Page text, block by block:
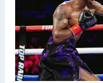
Интерьеры квартир